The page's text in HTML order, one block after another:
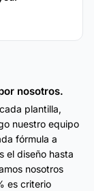
nosotros.
plantilla,
nuestro equipo
fórmula a
el diseño hasta
nosotros
es criterio